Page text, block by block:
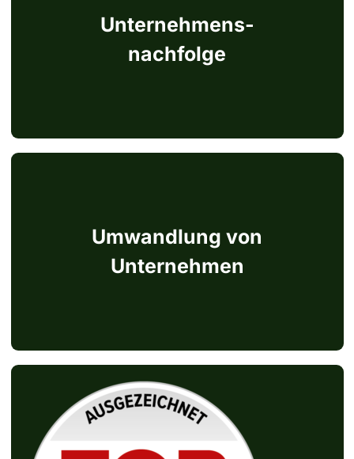
Unternehmens-
nachfolge
Umwandlung von
Unternehmen